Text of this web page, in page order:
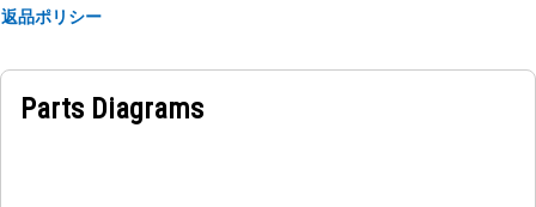
返品ポリシー
Parts Diagrams